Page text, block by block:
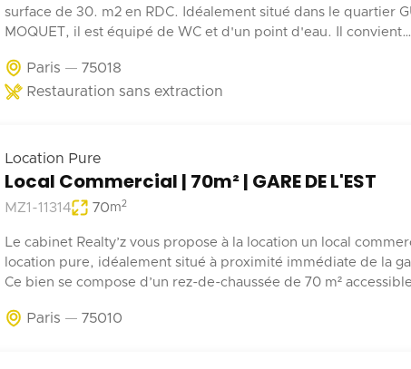
surface de 30. m2 en RDC. Idéalement situé dans le quartier
MOQUET, il est équipé de WC et d'un point d'eau. Il convient
Paris
75018
Restauration sans extraction
Location Pure
Local Commercial | 70m² | GARE DE L'EST
MZ1-11314 70m2
Le cabinet Realty’z vous propose à la location un local
location pure, idéalement situé à proximité immédiate de la
Ce bien se compose d’un rez-de-chaussée de 70 m²
emplacements de stationnement en sous-sol complètent ce
Paris 75010